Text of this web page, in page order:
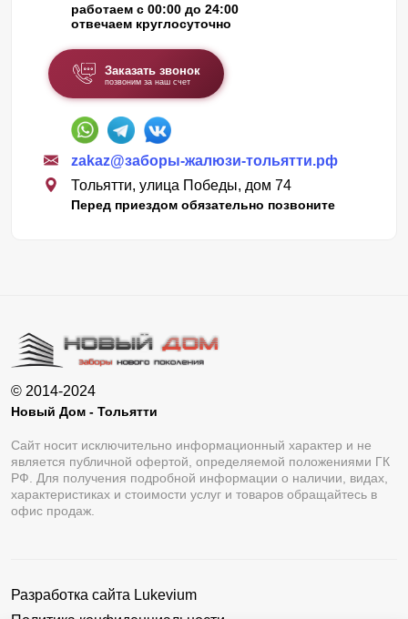
работаем с 00:00 до 24:00
отвечаем круглосуточно
Заказать звонок
позвоним за наш счет
zakaz@заборы-жалюзи-тольятти.рф
Тольятти, улица Победы, дом 74
Перед приездом обязательно позвоните
© 2014-2024
Новый Дом - Тольятти
Сайт носит исключительно информационный характер и не
является публичной офертой, определяемой положениями ГК
РФ. Для получения подробной информации о наличии, видах,
характеристиках и стоимости услуг и товаров обращайтесь в
офис продаж.
Разработка сайта Lukevium